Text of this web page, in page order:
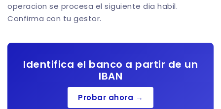
operacion se procesa el siguiente dia habil.
Confirma con tu gestor.
Identifica el banco a partir de un
IBAN
Probar ahora →